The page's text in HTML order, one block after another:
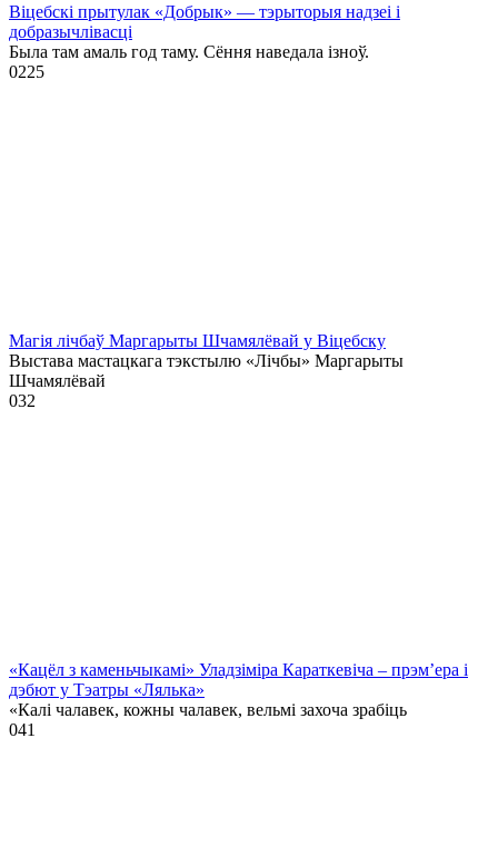
Віцебскі прытулак «‎Добрык»‎ — тэрыторыя надзеі і
добразычлівасці
Была там амаль год таму. Сёння наведала ізноў.
0225
Магія лічбаў Маргарыты Шчамялёвай у Віцебску
Выстава мастацкага тэкстылю «Лічбы» Маргарыты
Шчамялёвай
032
«Кацёл з каменьчыкамі» Уладзіміра Караткевіча – прэм’ера і
дэбют у Тэатры «Лялька»
«Калі чалавек, кожны чалавек, вельмі захоча зрабіць
041